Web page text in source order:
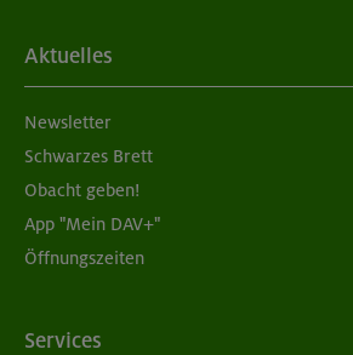
Datum
Alter
Preis für Mitglieder
Aktuelles
Newsletter
Schwarzes Brett
Obacht geben!
App "Mein DAV+"
Öffnungszeiten
Services